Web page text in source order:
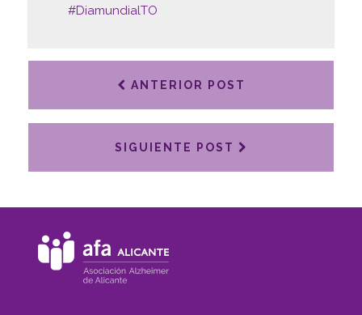
#DiamundialTO
ANTERIOR POST
SIGUIENTE POST